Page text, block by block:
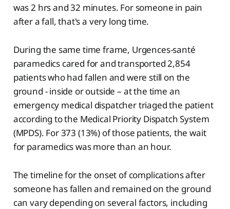
was 2 hrs and 32 minutes. For someone in pain
after a fall, that's a very long time.
During the same time frame, Urgences-santé
paramedics cared for and transported 2,854
patients who had fallen and were still on the
ground - inside or outside – at the time an
emergency medical dispatcher triaged the patient
according to the Medical Priority Dispatch System
(MPDS). For 373 (13%) of those patients, the wait
for paramedics was more than an hour.
The timeline for the onset of complications after
someone has fallen and remained on the ground
can vary depending on several factors, including